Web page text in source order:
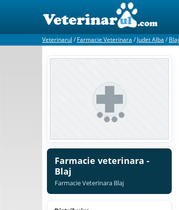
Veterinarul /Farmacie Veterinara /Judet Alba /Blaj
Farmacie veterinara -
Blaj
Farmacie Veterinara Blaj